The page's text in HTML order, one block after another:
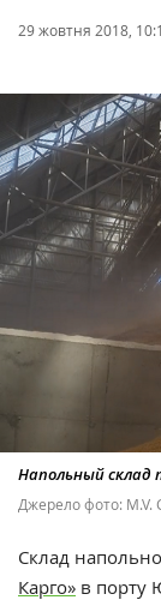
29 жовтня 2018,
Напольный
Джерело фото: M.V.
Склад
Карго» в порту